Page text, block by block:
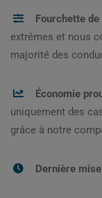
Fourchette
extrêmes et nous
majorité des
Économie
uniquement des
grâce à notre
Dernière